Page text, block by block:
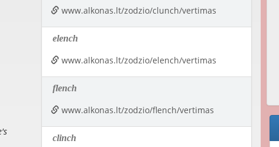
www.alkonas.lt/zodzio/clunch/vertimas
elench
www.alkonas.lt/zodzio/elench/vertimas
flench
www.alkonas.lt/zodzio/flench/vertimas
clinch